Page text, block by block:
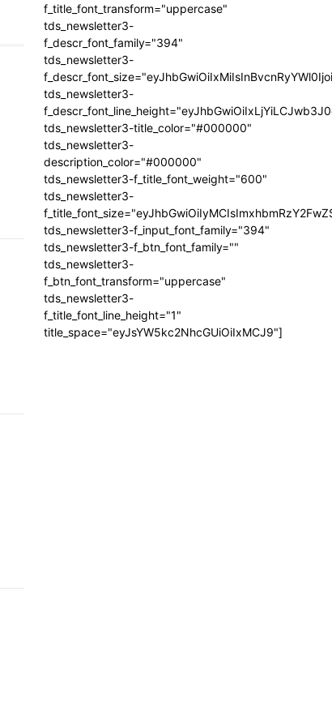
f_title_font_transform="uppercase"
tds_newsletter3-
f_descr_font_family="394"
tds_newsletter3-
tds_newsletter3-
tds_newsletter3-title_color="#000000"
tds_newsletter3-
description_color="#000000"
tds_newsletter3-f_title_font_weight="600"
tds_newsletter3-
tds_newsletter3-f_input_font_family="394"
tds_newsletter3-f_btn_font_family=""
tds_newsletter3-
f_btn_font_transform="uppercase"
tds_newsletter3-
f_title_font_line_height="1"
title_space="eyJsYW5kc2NhcGUiOiIxMCJ9"]